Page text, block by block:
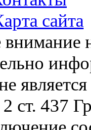
сайта
ст. 437